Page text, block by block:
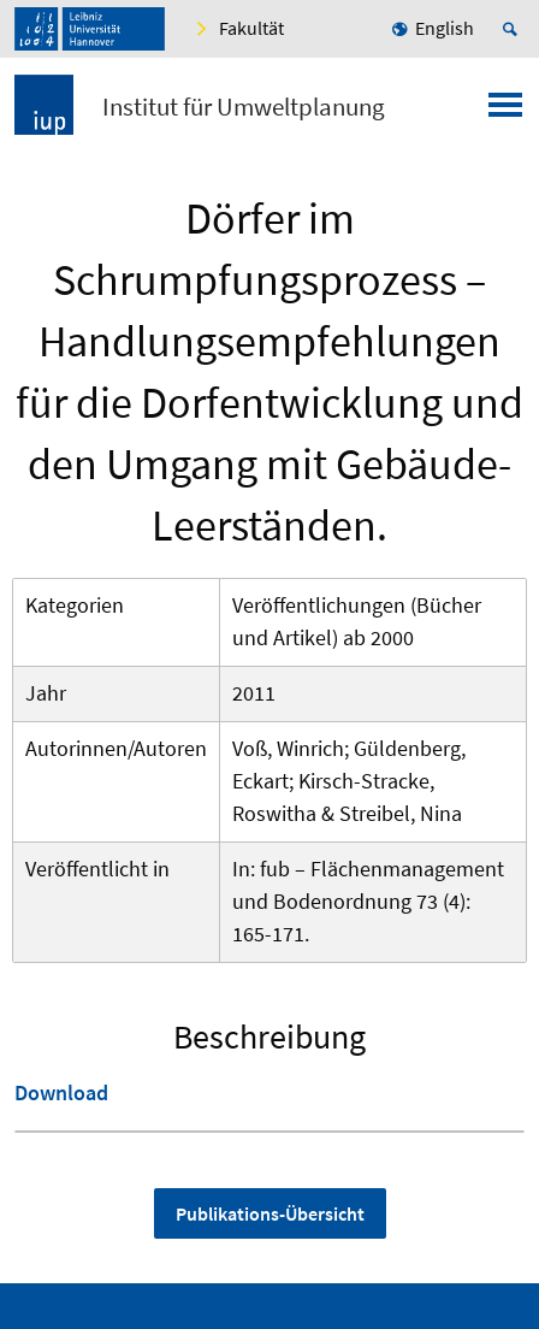
Fakultät English
Institut für Umweltplanung
Dörfer im
Schrumpfungsprozess –
Handlungsempfehlungen
für die Dorfentwicklung und
den Umgang mit Gebäude-
Leerständen.
Kategorien
Veröffentlichungen (Bücher
und Artikel) ab 2000
Jahr
2011
Autorinnen/Autoren
Voß, Winrich; Güldenberg,
Eckart; Kirsch-Stracke,
Roswitha & Streibel, Nina
Veröffentlicht in
In: fub – Flächenmanagement
und Bodenordnung 73 (4):
165-171.
Beschreibung
Download
Publikations-Übersicht